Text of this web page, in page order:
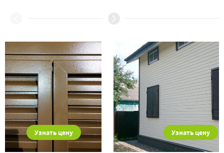
Узнать цену Узнать цену